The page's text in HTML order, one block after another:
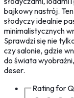
bajkowy nastrój.
słodyczy idealnie
minimalistycznych
Sprawdzi się nie
czy salonie, gdzie
do świata
deser.
Rating for